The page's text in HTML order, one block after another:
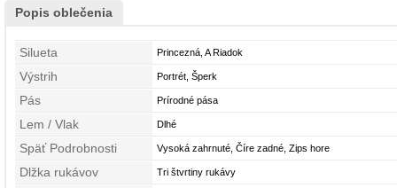
Popis oblečenia
Silueta Princezná, A Riadok
Výstrih Portrét, Šperk
Pás Prírodné pása
Lem / Vlak Dlhé
Späť Podrobnosti Vysoká zahrnuté, Číre zadné, Zips hore
Dlžka rukávov Tri štvrtiny rukávy